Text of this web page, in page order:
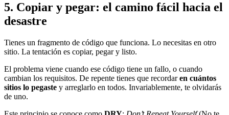
5. Copiar y pegar: el camino fácil hacia el
desastre
Tienes un fragmento de código que funciona. Lo necesitas en otro
sitio. La tentación es copiar, pegar y listo.
El problema viene cuando ese código tiene un fallo, o cuando
cambian los requisitos. De repente tienes que recordaren cuántos
sitios lo pegaste y arreglarlo en todos. Invariablemente, te olvidarás
de uno.